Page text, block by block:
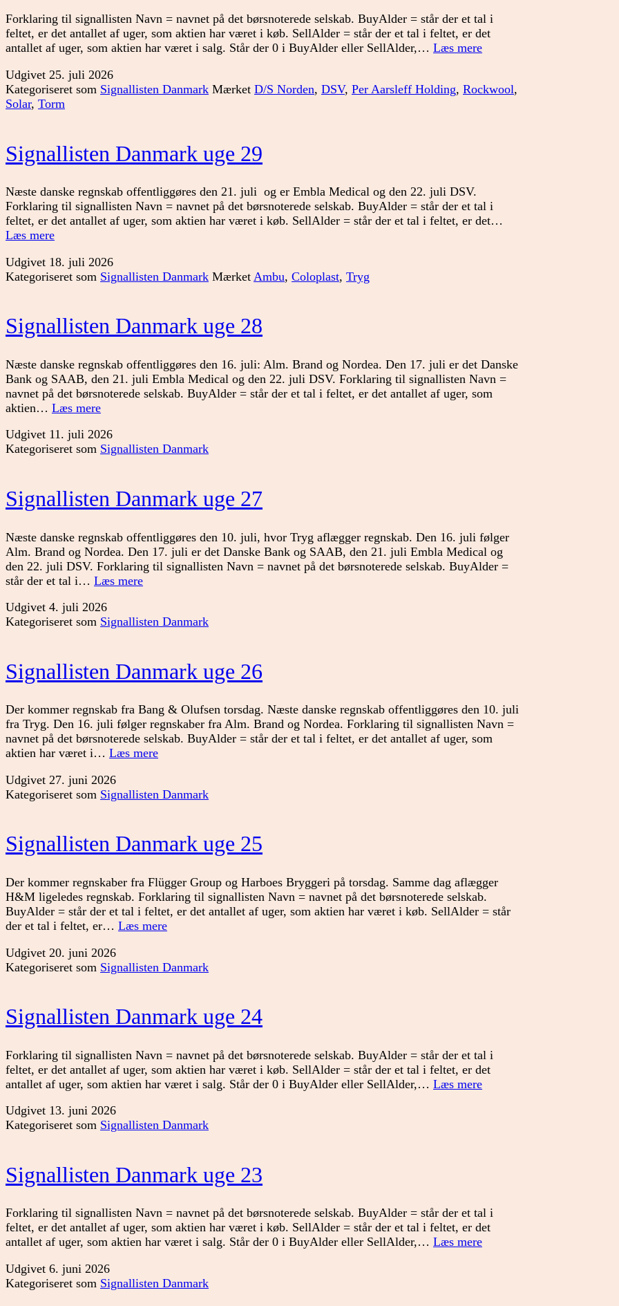
Forklaring til signallisten Navn = navnet på det børsnoterede selskab. BuyAlder = står der et tal i
feltet, er det antallet af uger, som aktien har været i køb. SellAlder = står der et tal i feltet, er det
antallet af uger, som aktien har været i salg. Står der 0 i BuyAlder eller SellAlder,… Læs mereSignallisten
30
Udgivet 25. juli 2026
Kategoriseret som Signallisten Danmark Mærket D/S Norden, DSV, Per Aarsleff Holding, Rockwool,
Solar, Torm
Signallisten Danmark uge 29
Næste danske regnskab offentliggøres den 21. juli og er Embla Medical og den 22. juli DSV.
Forklaring til signallisten Navn = navnet på det børsnoterede selskab. BuyAlder = står der et tal i
feltet, er det antallet af uger, som aktien har været i køb. SellAlder = står der et tal i feltet, er det…
Læs mereSignallisten
uge
29
Udgivet 18. juli 2026
Kategoriseret som Signallisten Danmark Mærket Ambu, Coloplast, Tryg
Signallisten Danmark uge 28
Næste danske regnskab offentliggøres den 16. juli: Alm. Brand og Nordea. Den 17. juli er det Danske
Bank og SAAB, den 21. juli Embla Medical og den 22. juli DSV. Forklaring til signallisten Navn =
navnet på det børsnoterede selskab. BuyAlder = står der et tal i feltet, er det antallet af uger, som
aktien… Læs mereSignallisten
uge
28
Udgivet 11. juli 2026
Kategoriseret som Signallisten Danmark
Signallisten Danmark uge 27
Næste danske regnskab offentliggøres den 10. juli, hvor Tryg aflægger regnskab. Den 16. juli følger
Alm. Brand og Nordea. Den 17. juli er det Danske Bank og SAAB, den 21. juli Embla Medical og
den 22. juli DSV. Forklaring til signallisten Navn = navnet på det børsnoterede selskab. BuyAlder =
står der et tal i… Læs mereSignallisten
27
Udgivet 4. juli 2026
Kategoriseret som Signallisten Danmark
Signallisten Danmark uge 26
Der kommer regnskab fra Bang & Olufsen torsdag. Næste danske regnskab offentliggøres den 10. juli
fra Tryg. Den 16. juli følger regnskaber fra Alm. Brand og Nordea. Forklaring til signallisten Navn =
navnet på det børsnoterede selskab. BuyAlder = står der et tal i feltet, er det antallet af uger, som
aktien har været i… Læs mereSignallisten
26
Udgivet 27. juni 2026
Kategoriseret som Signallisten Danmark
Signallisten Danmark uge 25
Der kommer regnskaber fra Flügger Group og Harboes Bryggeri på torsdag. Samme dag aflægger
H&M ligeledes regnskab. Forklaring til signallisten Navn = navnet på det børsnoterede selskab.
BuyAlder = står der et tal i feltet, er det antallet af uger, som aktien har været i køb. SellAlder = står
der et tal i feltet, er… Læs mereSignallisten
25
Udgivet 20. juni 2026
Kategoriseret som Signallisten Danmark
Signallisten Danmark uge 24
Forklaring til signallisten Navn = navnet på det børsnoterede selskab. BuyAlder = står der et tal i
feltet, er det antallet af uger, som aktien har været i køb. SellAlder = står der et tal i feltet, er det
antallet af uger, som aktien har været i salg. Står der 0 i BuyAlder eller SellAlder,… Læs mereSignallisten
Udgivet 13. juni 2026
Kategoriseret som Signallisten Danmark
Signallisten Danmark uge 23
Forklaring til signallisten Navn = navnet på det børsnoterede selskab. BuyAlder = står der et tal i
feltet, er det antallet af uger, som aktien har været i køb. SellAlder = står der et tal i feltet, er det
antallet af uger, som aktien har været i salg. Står der 0 i BuyAlder eller SellAlder,… Læs mereSignallisten
Udgivet 6. juni 2026
Kategoriseret som Signallisten Danmark